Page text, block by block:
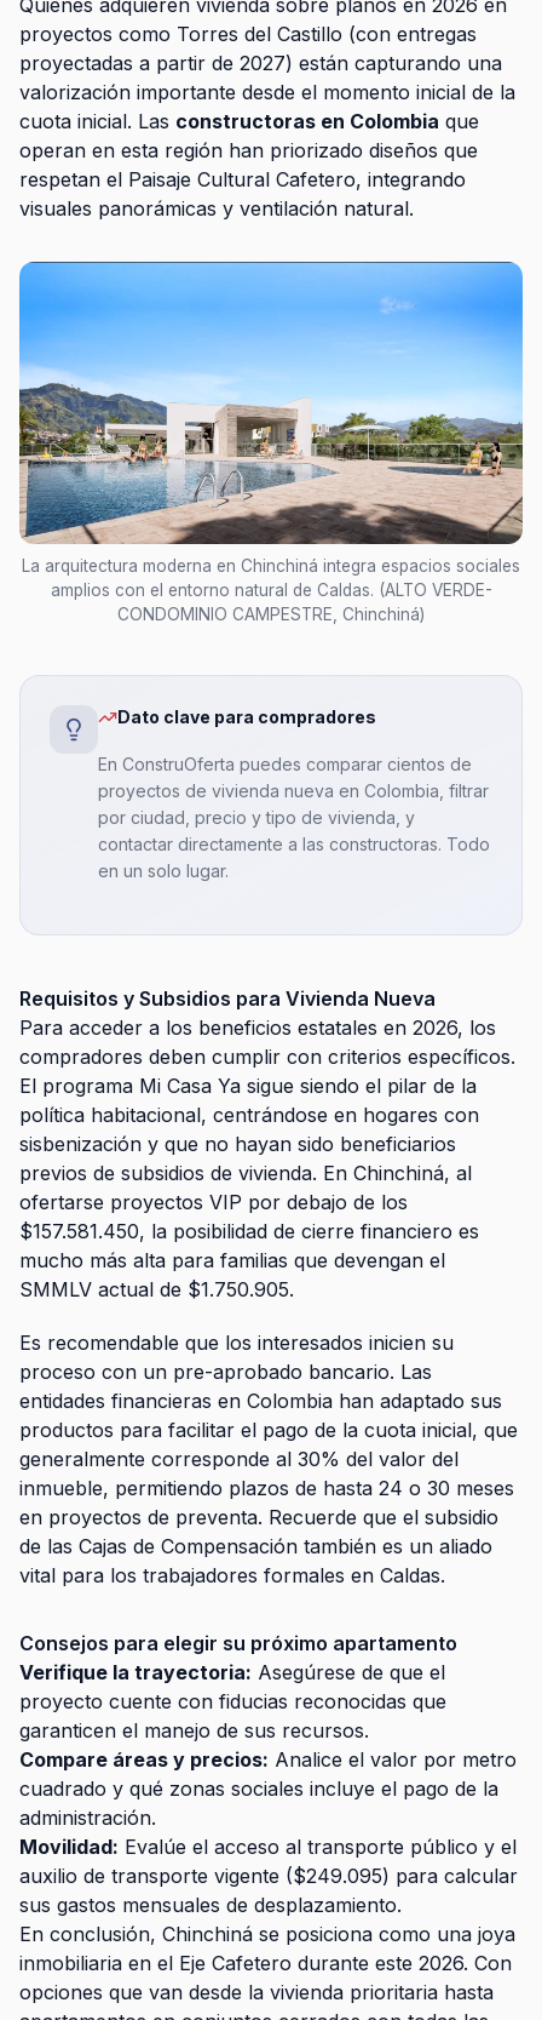
Quienes adquieren vivienda sobre planos en 2026 en
proyectos como Torres del Castillo (con entregas
proyectadas a partir de 2027) están capturando una
valorización importante desde el momento inicial de la
cuota inicial. Las constructoras en Colombia que
operan en esta región han priorizado diseños que
respetan el Paisaje Cultural Cafetero, integrando
visuales panorámicas y ventilación natural.
La arquitectura moderna en Chinchiná integra espacios sociales
amplios con el entorno natural de Caldas. (ALTO VERDE-
CONDOMINIO CAMPESTRE, Chinchiná)
Dato clave para compradores
En ConstruOferta puedes comparar cientos de
proyectos de vivienda nueva en Colombia, filtrar
por ciudad, precio y tipo de vivienda, y
contactar directamente a las constructoras. Todo
en un solo lugar.
Requisitos y Subsidios para Vivienda Nueva
Para acceder a los beneficios estatales en 2026, los
compradores deben cumplir con criterios específicos.
El programa Mi Casa Ya sigue siendo el pilar de la
política habitacional, centrándose en hogares con
sisbenización y que no hayan sido beneficiarios
previos de subsidios de vivienda. En Chinchiná, al
ofertarse proyectos VIP por debajo de los
$157.581.450, la posibilidad de cierre financiero es
mucho más alta para familias que devengan el
SMMLV actual de $1.750.905.
Es recomendable que los interesados inicien su
proceso con un pre-aprobado bancario. Las
entidades financieras en Colombia han adaptado sus
productos para facilitar el pago de la cuota inicial, que
generalmente corresponde al 30% del valor del
inmueble, permitiendo plazos de hasta 24 o 30 meses
en proyectos de preventa. Recuerde que el subsidio
de las Cajas de Compensación también es un aliado
vital para los trabajadores formales en Caldas.
Consejos para elegir su próximo apartamento
Verifique la trayectoria: Asegúrese de que el
proyecto cuente con fiducias reconocidas que
garanticen el manejo de sus recursos.
Compare áreas y precios: Analice el valor por metro
cuadrado y qué zonas sociales incluye el pago de la
administración.
Movilidad: Evalúe el acceso al transporte público y el
auxilio de transporte vigente ($249.095) para calcular
sus gastos mensuales de desplazamiento.
En conclusión, Chinchiná se posiciona como una joya
inmobiliaria en el Eje Cafetero durante este 2026. Con
opciones que van desde la vivienda prioritaria hasta